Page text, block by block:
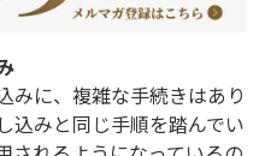
みに、複雑な手続きはあり
込みと同じ手順を踏んでい